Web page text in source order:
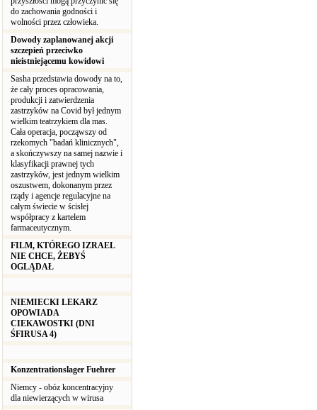
do zachowania godności i
wolności przez człowieka.
Dowody zaplanowanej akcji
szczepień przeciwko
nieistniejącemu kowidowi
Sasha przedstawia dowody na to,
że cały proces opracowania,
produkcji i zatwierdzenia
zastrzyków na Covid był jednym
wielkim teatrzykiem dla mas.
Cała operacja, począwszy od
rzekomych "badań klinicznych",
a skończywszy na samej nazwie i
klasyfikacji prawnej tych
zastrzyków, jest jednym wielkim
oszustwem, dokonanym przez
rządy i agencje regulacyjne na
całym świecie w ścisłej
współpracy z kartelem
farmaceutycznym.
FILM, KTÓREGO IZRAEL
NIE CHCE, ŻEBYŚ
OGLĄDAŁ
NIEMIECKI LEKARZ
OPOWIADA
CIEKAWOSTKI (DNI
ŚFIRUSA 4)
Konzentrationslager Fuehrer
Niemcy - obóz koncentracyjny
dla niewierzących w wirusa